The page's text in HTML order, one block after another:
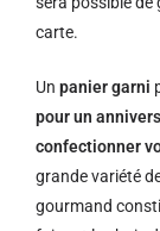
carte.
Un panier garni
pour un
confectionner
grande variété
gourmand